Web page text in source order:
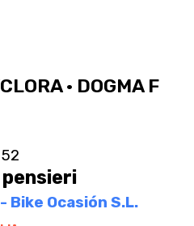
· DOGMA F
Ocasión S.L.